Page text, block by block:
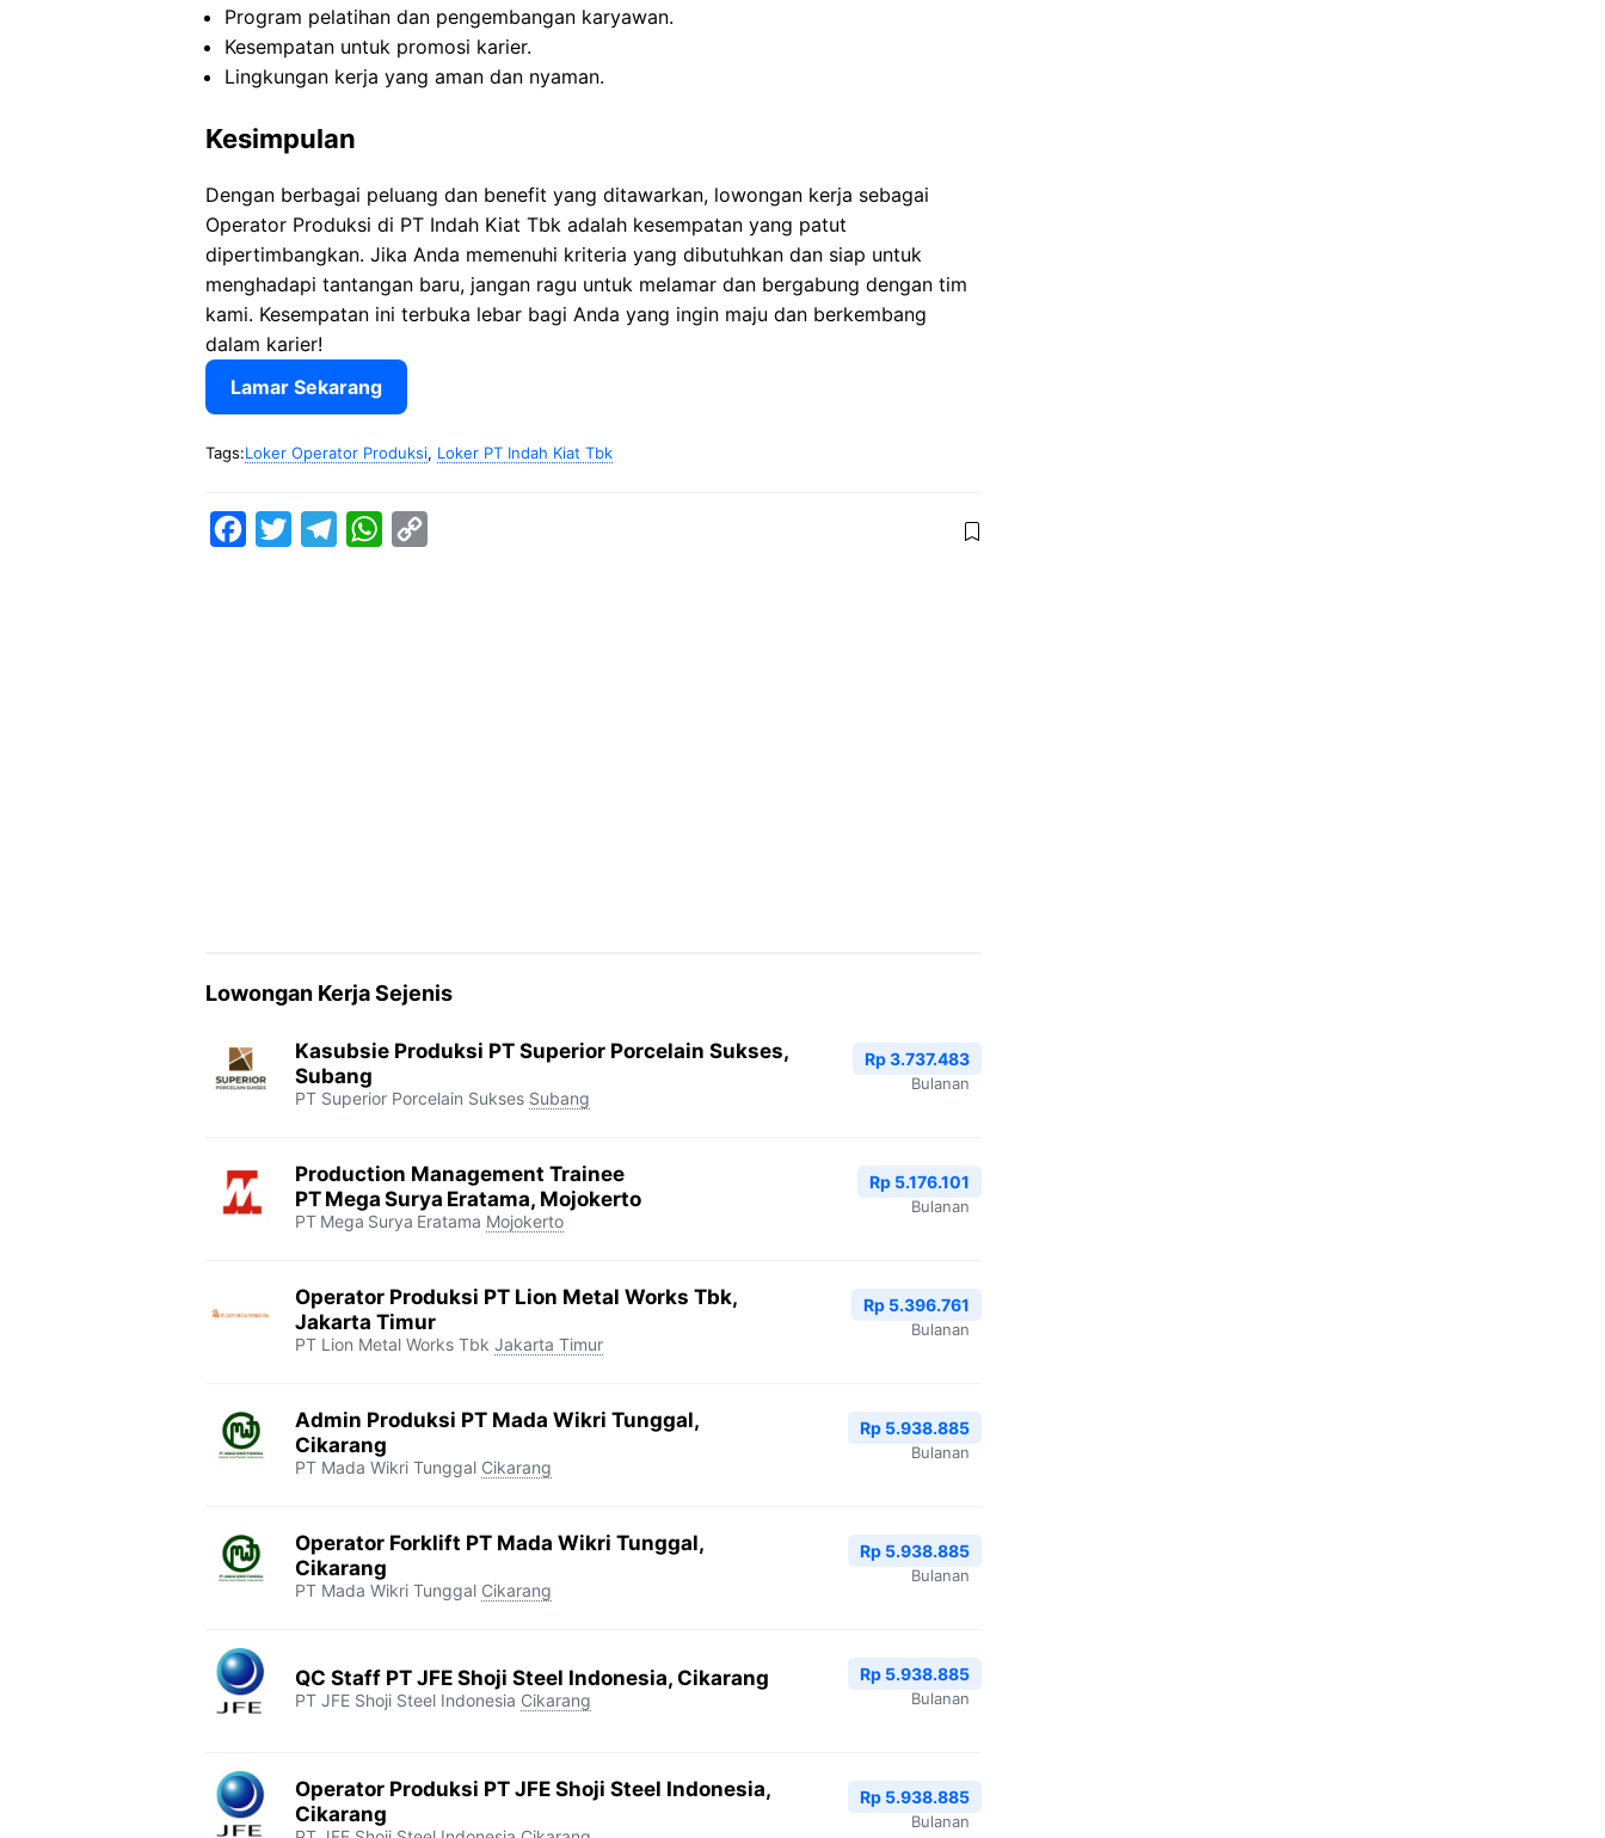
Program pelatihan dan pengembangan karyawan.
Kesempatan untuk promosi karier.
Lingkungan kerja yang aman dan nyaman.
Kesimpulan
Dengan berbagai peluang dan benefit yang ditawarkan, lowongan kerja sebagai
Operator Produksi di PT Indah Kiat Tbk adalah kesempatan yang patut
dipertimbangkan. Jika Anda memenuhi kriteria yang dibutuhkan dan siap untuk
menghadapi tantangan baru, jangan ragu untuk melamar dan bergabung dengan tim
kami. Kesempatan ini terbuka lebar bagi Anda yang ingin maju dan berkembang
dalam karier!
Lamar Sekarang
Tags:Loker Operator Produksi, Loker PT Indah Kiat Tbk
W
Lowongan Kerja Sejenis
Kasubsie Produksi PT Superior Porcelain Sukses,
Subang
PT Superior Porcelain Sukses Subang
Rp 3.737.483
Bulanan
Production Management Trainee
PT Mega Surya Eratama, Mojokerto
PT Mega Surya Eratama Mojokerto
Rp 5.176.101
Bulanan
Operator Produksi PT Lion Metal Works Tbk,
Jakarta Timur
PT Lion Metal Works Tbk Jakarta Timur
Rp 5.396.761
Bulanan
Admin Produksi PT Mada Wikri Tunggal,
Cikarang
PT Mada Wikri Tunggal Cikarang
Rp 5.938.885
Bulanan
Operator Forklift PT Mada Wikri Tunggal,
Cikarang
PT Mada Wikri Tunggal Cikarang
Rp 5.938.885
Bulanan
QC Staff PT JFE Shoji Steel Indonesia, Cikarang
PT JFE Shoji Steel Indonesia Cikarang
Rp 5.938.885
Bulanan
Operator Produksi PT JFE Shoji Steel Indonesia,
Cikarang
Rp 5.938.885
Bulanan